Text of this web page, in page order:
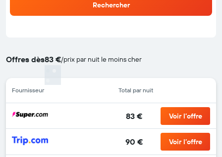
Rechercher
Offres dès83 €/prix par nuit le moins cher
Fournisseur Total par nuit
83 € Voir l’offre
90 € Voir l’offre